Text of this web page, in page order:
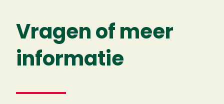
Vragen of meer
informatie